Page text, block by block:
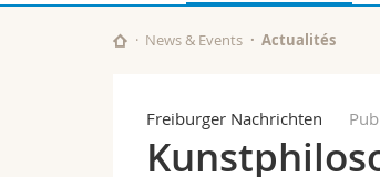
Formation continue
Fribourg
News & Events Actualités
Freiburger Nachrichten